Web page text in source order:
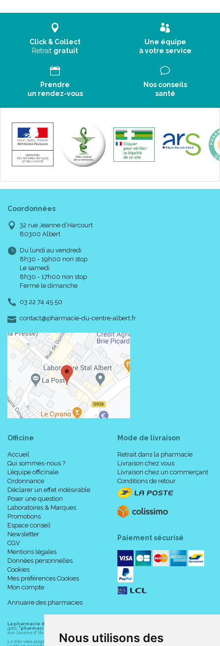
Nous utilisons des
Click & Collect
Retrait gratuit
Une équipe
à votre service
Prendre
un rendez-vous
Nos conseils
santé
Coordonnées
32 rue Jeanne d’Harcourt
80300 Albert
Du lundi au vendredi
8h30 - 19h00 non stop
Le samedi
8h30 - 17h00 non stop
Fermé le dimanche
03 22 74 45 50
contact-
@-
pharmacie-du-centre-albert.fr
Officine
Accueil
Qui sommes-nous ?
L’équipe officinale
Ordonnance
Déclarer un effet indésirable
Poser une question
Laboratoires & Marques
Promotions
Espace conseil
Newsletter
CGV
Mentions légales
Données personnelles
Cookies
Mes préférences Cookies
Mon compte
Annuaire des pharmacies
Mode de livraison
Retrait dans la pharmacie
Livraison chez vous
Livraison chez un commerçant
Conditions de retour
Paiement sécurisé
La pharmacie du centre à Albert
9001. "pharmacie-du-centre-albert.fr "
rue Jeanne d' Harcourt, 80300 Albert.
Le site vous propose un large choix de plus de 11000 références, au prix les plus bas possible